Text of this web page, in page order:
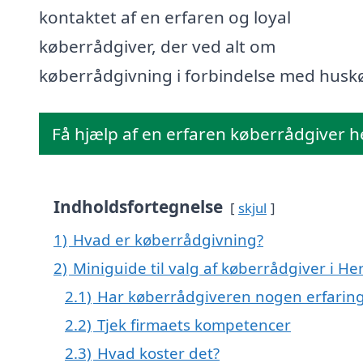
kontaktet af en erfaren og loyal
køberrådgiver, der ved alt om
køberrådgivning i forbindelse med
Få hjælp af en erfaren køberrådgiver
Indholdsfortegnelse skjul
1) Hvad er køberrådgivning?
2) Miniguide til valg af køberrådgiver i
2.1) Har køberrådgiveren nogen
2.2) Tjek firmaets kompetencer
2.3) Hvad koster det?